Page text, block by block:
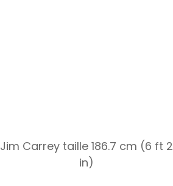
Jim Carrey taille 186.7 cm (6 ft 2
in)